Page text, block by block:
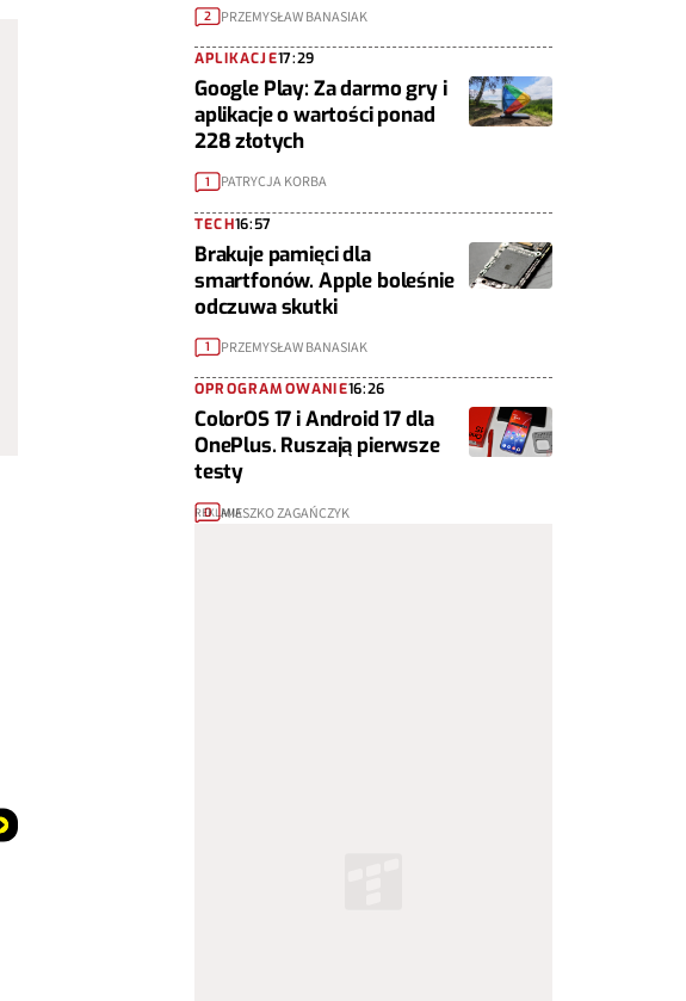
2 PRZEMYSŁAW BANASIAK
APLIKACJE17:29
Google Play: Za darmo gry i
aplikacje o wartości ponad
228 złotych
1 PATRYCJA KORBA
TECH16:57
Brakuje pamięci dla
smartfonów. Apple boleśnie
odczuwa skutki
1 PRZEMYSŁAW BANASIAK
OPROGRAMOWANIE16:26
ColorOS 17 i Android 17 dla
OnePlus. Ruszają pierwsze
testy
0 MIESZKO ZAGAŃCZYK